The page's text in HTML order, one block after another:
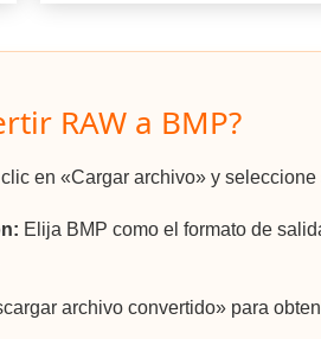
RAW a BMP?
en «Cargar archivo» y seleccione
Elija BMP como el formato de
archivo convertido» para